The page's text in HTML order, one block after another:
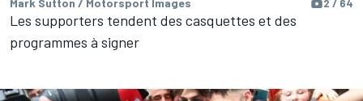
2 / 64
Les supporters tendent des casquettes et des
programmes à signer